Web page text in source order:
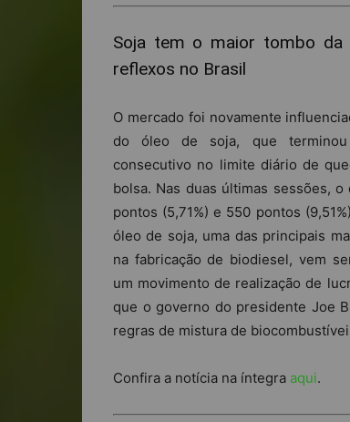
Soja tem o maior tombo
reflexos no Brasil
O mercado foi novamente
do óleo de soja, que
consecutivo no limite diário de
bolsa. Nas duas últimas sessões,
pontos (5,71%) e 550 pontos
óleo de soja, uma das principais
na fabricação de biodiesel, vem
um movimento de realização de
que o governo do presidente Joe
regras de mistura de
Confira a notícia na íntegra aqui.